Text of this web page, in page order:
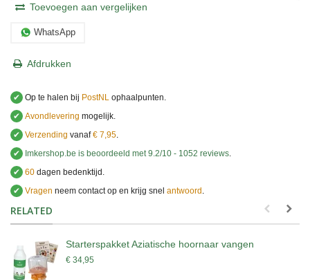
Toevoegen aan vergelijken
WhatsApp
Afdrukken
✔ Op te halen bij PostNL ophaalpunten.
✔ Avondlevering mogelijk.
✔ Verzending vanaf€ 7,95
✔
Imkershop.be is beoordeeld met 9.2/10 - 1052 reviews
✔ 60 dagen bedenktijd.
✔ Vragen neem contact op en krijg snel antwoord
RELATED
Starterspakket Aziatische hoornaar vangen
€ 34,95